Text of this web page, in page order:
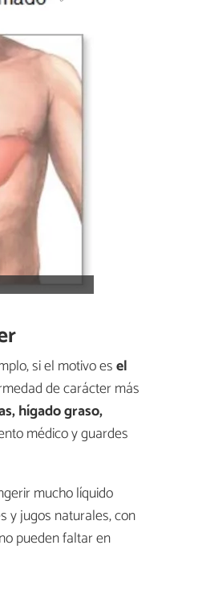
si el motivo esel
de carácter más
hígado graso,
médico y guardes
mucho líquido
y jugos naturales, con
no pueden faltar en